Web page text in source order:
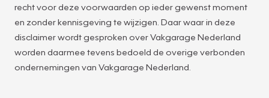
recht voor deze voorwaarden op ieder gewenst moment
en zonder kennisgeving te wijzigen. Daar waar in deze
disclaimer wordt gesproken over Vakgarage Nederland
worden daarmee tevens bedoeld de overige verbonden
ondernemingen van Vakgarage Nederland.